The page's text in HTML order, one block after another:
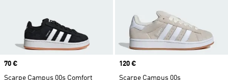
Price
70 €
Scarpe Campus 00s Comfort
Price
120 €
Scarpe Campus 00s